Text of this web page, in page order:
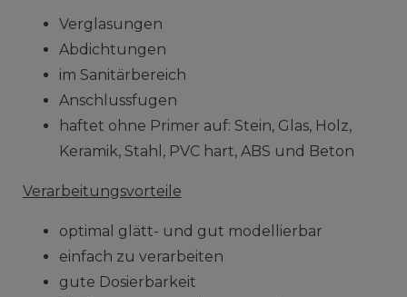
Verglasungen
Abdichtungen
im Sanitärbereich
Anschlussfugen
haftet ohne Primer auf: Stein, Glas, Holz,
Keramik, Stahl, PVC hart, ABS und Beton
Verarbeitungsvorteile
optimal glätt- und gut modellierbar
einfach zu verarbeiten
gute Dosierbarkeit